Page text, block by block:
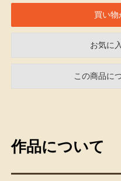
お気に
この商品に
作品について